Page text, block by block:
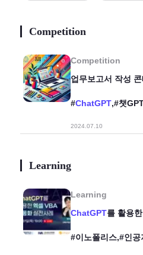
Competition
Competition
업무보고서 작성
#ChatGPT,#챗
2024.07.10
Learning
Learning
ChatGPT를 활용
실전사례
#이노폴리스,#인공